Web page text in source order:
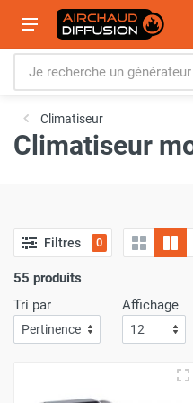
Climatiseur
Climatiseur
Filtres 0
55 produits
Tri par
Affichage